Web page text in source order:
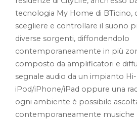
tecnologia My Home di BTicino,
scegliere e controllare il suono
diverse sorgenti, diffondendolo
contemporaneamente in più
composto da amplificatori e
segnale audio da un impianto Hi-
iPod/iPhone/iPad oppure una
ogni ambiente è possibile
contemporaneamente musiche